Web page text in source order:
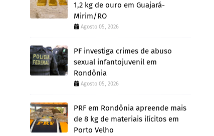
1,2 kg de ouro em Guajará-
Mirim/RO
Agosto 05, 2026
PF investiga crimes de abuso
sexual infantojuvenil em
Rondônia
Agosto 05, 2026
PRF em Rondônia apreende mais
de 8 kg de materiais ilícitos em
Porto Velho